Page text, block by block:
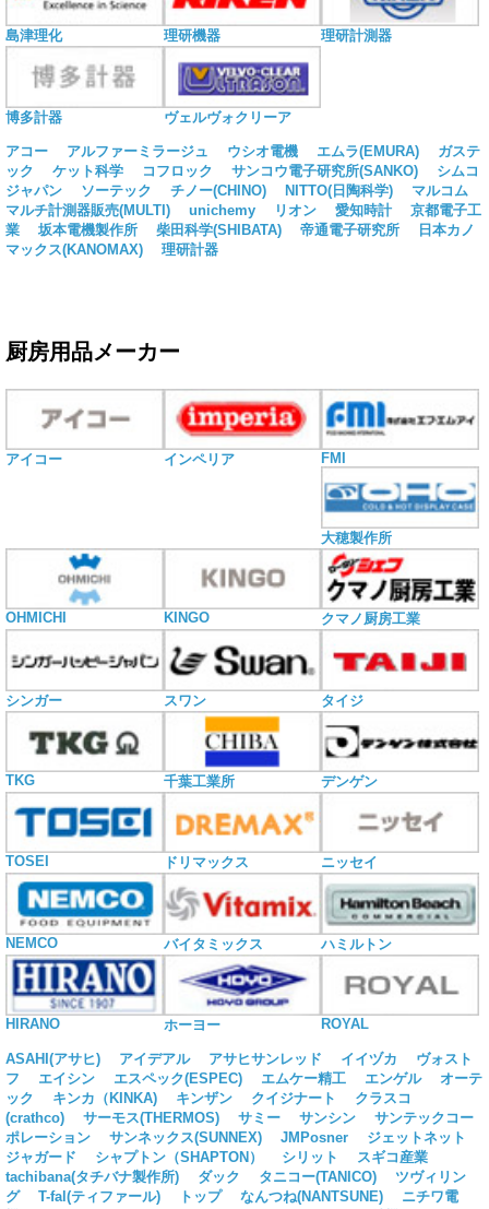
島津理化 理研機器 理研計測器
博多計器 ヴェルヴォクリーア
アコー アルファーミラージュ ウシオ電機 エムラ(EMURA)
ガステ
ック
ケット科学 コフロック サンコウ電子研究所(SANKO)
シムコ
ジャパン
ソーテック チノー(CHINO) NITTO(日陶科学)
マルコム
マルチ計測器販売(MULTI)
unichemy リオン 愛知時計
京都電子工
業
坂本電機製作所 柴田科学(SHIBATA) 帝通電子研究所
日本カノ
マックス(KANOMAX)
理研計器
厨房用品メーカー
アイコー インペリア FMI
大穂製作所
OHMICHI KINGO クマノ厨房工業
シンガー スワン タイジ
TKG 千葉工業所 デンゲン
TOSEI ドリマックス ニッセイ
NEMCO バイタミックス ハミルトン
HIRANO ホーヨー ROYAL
ASAHI(アサヒ) アイデアル アサヒサンレッド イイヅカ
ヴォスト
フ
エイシン エスペック(ESPEC) エムケー精工 エンゲル
オーテ
ック
キンカ（KINKA) キンザン クイジナート
クラスコ
(crathco)
サーモス(THERMOS) サミー サンシン
サンテックコー
ポレーション
サンネックス(SUNNEX) JMPosner
ジェットネット
ジャガード
シャプトン（SHAPTON） シリット
スギコ産業
tachibana(タチバナ製作所)
ダック タニコー(TANICO)
ツヴィリン
グ
T-fal(ティファール) トップ なんつね(NANTSUNE)
ニチワ電